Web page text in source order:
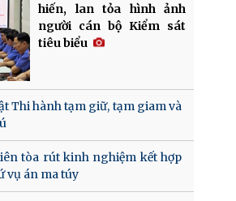
hiến, lan tỏa hình ảnh
người cán bộ Kiểm sát
tiêu biểu
Thi hành tạm giữ, tạm giam và
tòa rút kinh nghiệm kết hợp
vụ án ma túy